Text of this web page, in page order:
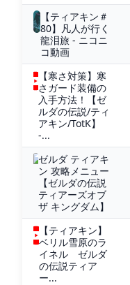
【ティアキン＃
80】凡人が行く
龍泪旅 - ニコニ
コ動画
【寒さ対策】寒
さガード装備の
入手方法！【ゼ
ルダの伝説/ティ
アキン/TotK】
-...
ゼルダ ティアキ
ン 攻略メニュー
【ゼルダの伝説
ティアーズオブ
ザ キングダム】
【ティアキン】
ベリル雪原のラ
イネル ゼルダ
の伝説ティア
ー...